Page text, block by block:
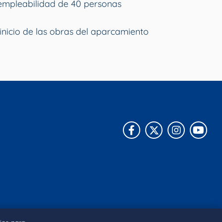
de 40 personas
de las obras del aparcamiento
Facebook
X